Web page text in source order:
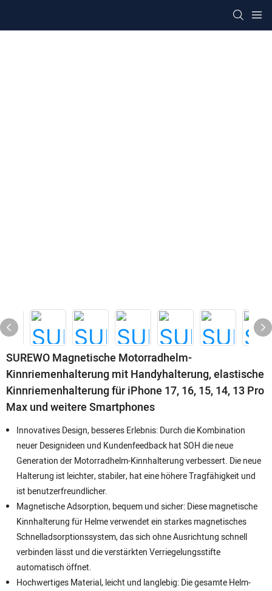
SUREWO Magnetische Motorradhelm-
Kinnriemenhalterung mit Handyhalterung, elastische
Kinnriemenhalterung für iPhone 17, 16, 15, 14, 13 Pro
Max und weitere Smartphones
Innovatives Design, besseres Erlebnis: Durch die Kombination
neuer Designideen und Kundenfeedback hat SOH die neue
Generation der Motorradhelm-Kinnhalterung verbessert. Die neue
Halterung ist leichter, stabiler, hat eine höhere Tragfähigkeit und
ist benutzerfreundlicher.
Magnetische Adsorption, bequem und sicher: Diese magnetische
Kinnhalterung für Helme verwendet ein starkes magnetisches
Schnelladsorptionssystem, das sich ohne Ausrichtung schnell
verbinden lässt und die verstärkten Verriegelungsstifte
automatisch öffnet.
Hochwertiges Material, leicht und langlebig: Die gesamte Helm-